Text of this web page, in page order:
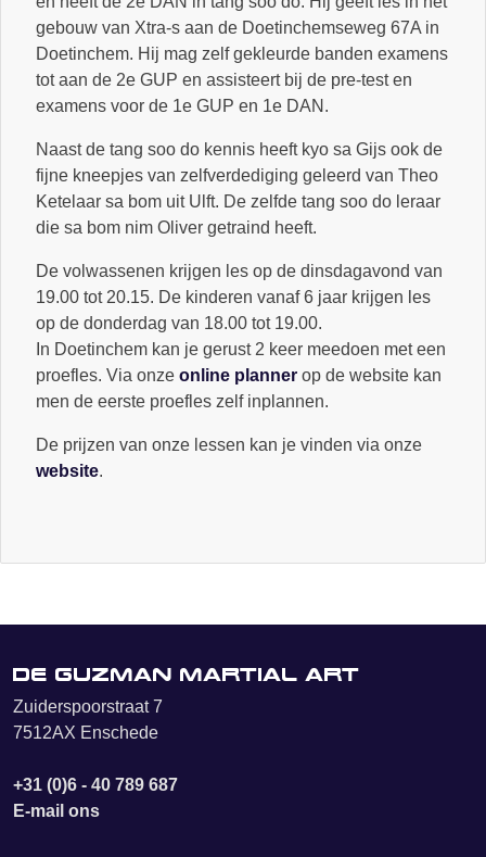
gebouw van Xtra-s aan de Doetinchemseweg 67A in
Doetinchem. Hij mag zelf gekleurde banden examens
tot aan de 2e GUP en assisteert bij de pre-test en
examens voor de 1e GUP en 1e DAN.
Naast de tang soo do kennis heeft kyo sa Gijs ook de
fijne kneepjes van zelfverdediging geleerd van Theo
Ketelaar sa bom uit Ulft. De zelfde tang soo do leraar
die sa bom nim Oliver getraind heeft.
De volwassenen krijgen les op de dinsdagavond van
19.00 tot 20.15. De kinderen vanaf 6 jaar krijgen les
op de donderdag van 18.00 tot 19.00.
In Doetinchem kan je gerust 2 keer meedoen met een
proefles. Via onze online planner op de website kan
men de eerste proefles zelf inplannen.
De prijzen van onze lessen kan je vinden via onze
website.
De Guzman Martial Art
Zuiderspoorstraat 7
7512AX Enschede
+31 (0)6 - 40 789 687
E-mail ons